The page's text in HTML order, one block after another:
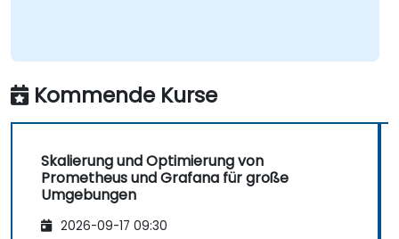
Kommende Kurse
Skalierung und Optimierung von
Prometheus und Grafana für große
Umgebungen
2026-09-17 09:30